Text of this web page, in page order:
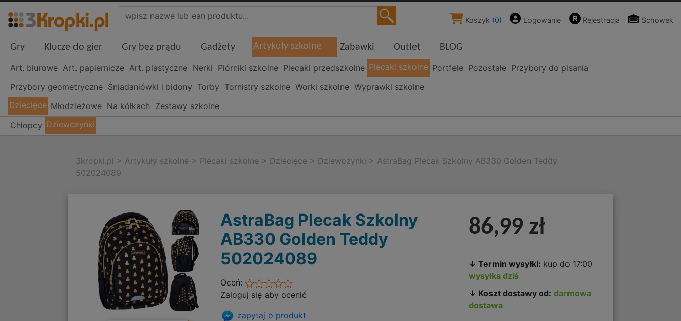
Koszyk (0) Logowanie Rejestracja Schowek
Gry Klucze do gier Gry bez prądu Gadżety Artykuły szkolne Zabawki Outlet BLOG
Art. biurowe Art. papiernicze Art. plastyczne Nerki Piórniki szkolne Plecaki przedszkolne Plecaki szkolne Portfele Pozostałe Przybory do pisania
Przybory geometryczne Śniadaniówki i bidony Torby Tornistry szkolne Worki szkolne Wyprawki szkolne
Dziecięce Młodzieżowe Na kółkach Zestawy szkolne
Chłopcy Dziewczynki
3kropki.pl > Artykuły szkolne > Plecaki szkolne > Dziecięce > Dziewczynki > AstraBag Plecak Szkolny AB330 Golden Teddy
502024089
AstraBag Plecak Szkolny
AB330 Golden Teddy
502024089
Oceń:
Zaloguj się aby ocenić
zapytaj o produkt
86,99 zł
↓ Termin wysyłki: kup do 17:00
wysyłka dziś
↓ Koszt dostawy od: darmowa
dostawa